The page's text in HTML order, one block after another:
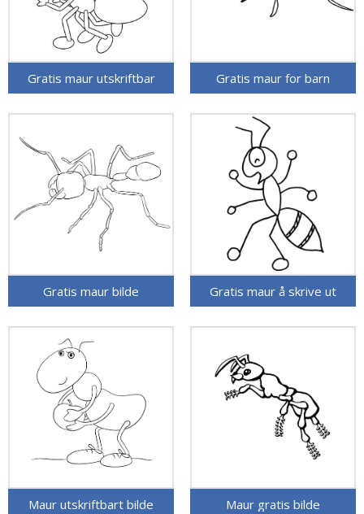
Gratis maur utskriftbar Gratis maur for barn
Gratis maur bilde Gratis maur å skrive ut
Maur utskriftbart bilde Maur gratis bilde